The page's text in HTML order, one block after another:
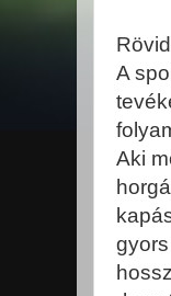
A
Aki